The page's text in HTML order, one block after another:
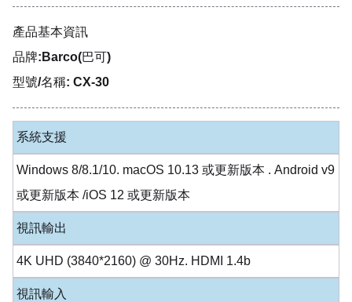
產品基本資訊
品牌:Barco(巴可)
型號/名稱: CX-30
系統支援
Windows 8/8.1/10. macOS 10.13 或更新版本 . Android v9
或更新版本 /iOS 12 或更新版本
視訊輸出
4K UHD (3840*2160) @ 30Hz. HDMI 1.4b
視訊輸入